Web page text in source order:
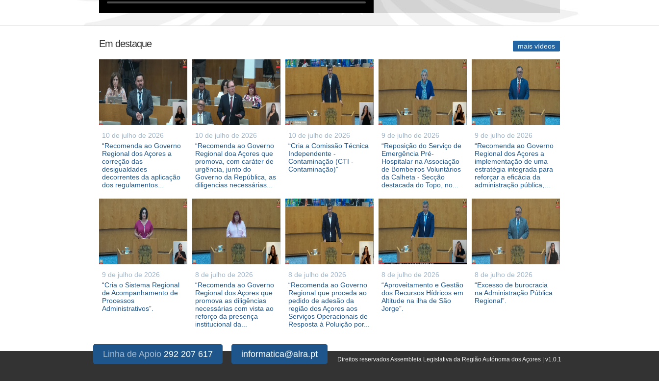
Em destaque
10 de julho de 2026
“Recomenda ao Governo
Regional dos Açores a
correção das
desigualdades
decorrentes da aplicação
dos regulamentos...
10 de julho de 2026
“Recomenda ao Governo
Regional doa Açores que
promova, com caráter de
urgência, junto do
Governo da República, as
diligencias necessárias...
10 de julho de 2026
“Cria a Comissão Técnica
Independente -
Contaminação (CTI -
Contaminação)”
9 de julho de 2026
“Reposição do Serviço de
Emergência Pré-
Hospitalar na Associação
de Bombeiros Voluntários
da Calheta - Secção
destacada do Topo, no...
9 de julho de 2026
“Recomenda ao Governo
Regional dos Açores a
implementação de uma
estratégia integrada para
reforçar a eficácia da
administração pública,...
9 de julho de 2026
“Cria o Sistema Regional
de Acompanhamento de
Processos
Administrativos”.
8 de julho de 2026
“Recomenda ao Governo
Regional dos Açores que
promova as diligências
necessárias com vista ao
reforço da presença
institucional da...
8 de julho de 2026
“Recomenda ao Governo
Regional que proceda ao
pedido de adesão da
região dos Açores aos
Serviços Operacionais de
Resposta à Poluição por...
8 de julho de 2026
“Aproveitamento e Gestão
dos Recursos Hídricos em
Altitude na ilha de São
Jorge”.
8 de julho de 2026
“Excesso de burocracia
na Administração Pública
Regional”.
mais vídeos
Linha de Apoio 292 207 617 informatica@alra.pt
Direitos reservados Assembleia Legislativa da Região Autónoma dos Açores | v1.0.1